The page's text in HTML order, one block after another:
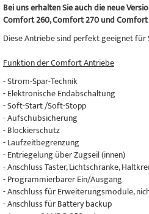
Bei uns erhalten Sie auch die neue
Comfort 260, Comfort 270 und
Diese Antriebe sind perfekt geeignet
Funktion der Comfort Antriebe
- Strom-Spar-Technik
- Elektronische Endabschaltung
- Soft-Start /Soft-Stopp
- Aufschubsicherung
- Blockierschutz
- Laufzeitbegrenzung
- Entriegelung über Zugseil (innen)
- Anschluss Taster, Lichtschranke,
- Programmierbarer Ein/Ausgang
- Anschluss für Erweiterungsmodule,
- Anschluss für Battery backup